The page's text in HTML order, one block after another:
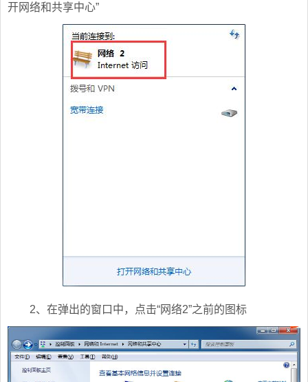
开网络和共享中心”
2、在弹出的窗口中，点击“网络2”之前的图标